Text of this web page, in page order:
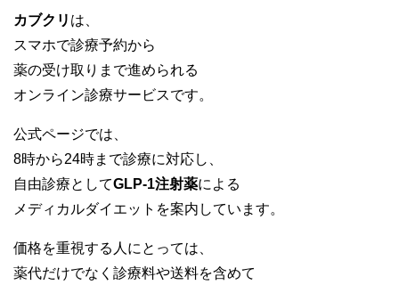
カブクリ は、
スマホで診療予約から
薬の受け取りまで進められる
オンライン診療サービスです。
公式ページでは、
8時から24時まで診療に対応し、
自由診療としてGLP-1注射薬による
メディカルダイエットを案内しています。
価格を重視する人にとっては、
薬代だけでなく診療料や送料を含めて